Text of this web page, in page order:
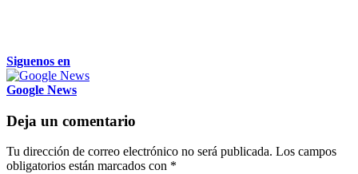
Siguenos en
Google News
Deja un comentario
Tu dirección de correo electrónico no será publicada. Los campos
obligatorios están marcados con *